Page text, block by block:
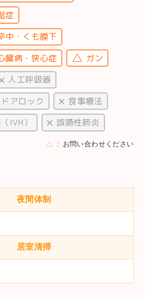
症
中・くも膜下
臓病・狭心症
ガン
人工呼吸器
アロック
食事療法
IVH）
誤嚥性肺炎
△ お問い合わせください
夜間体制
居室清掃